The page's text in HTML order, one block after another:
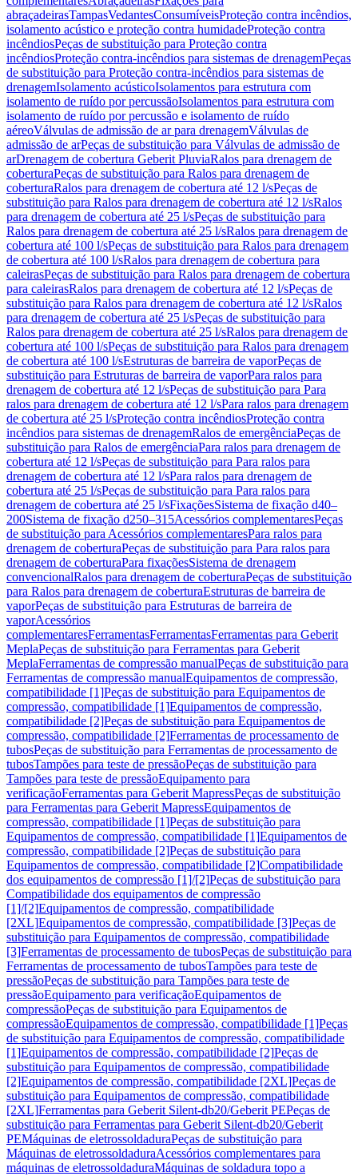
abraçadeirasTampasVedantesConsumíveisProteção contra incêndios,
isolamento acústico e proteção contra humidadeProteção contra
incêndiosPeças de substituição para Proteção contra
incêndiosProteção contra-incêndios para sistemas de drenagemPeças
de substituição para Proteção contra-incêndios para sistemas de
drenagemIsolamento acústicoIsolamentos para estrutura com
isolamento de ruído por percussãoIsolamentos para estrutura com
isolamento de ruído por percussão e isolamento de ruído
aéreoVálvulas de admissão de ar para drenagemVálvulas de
admissão de arPeças de substituição para Válvulas de admissão de
arDrenagem de cobertura Geberit PluviaRalos para drenagem de
coberturaPeças de substituição para Ralos para drenagem de
coberturaRalos para drenagem de cobertura até 12 l/sPeças de
substituição para Ralos para drenagem de cobertura até 12 l/sRalos
para drenagem de cobertura até 25 l/sPeças de substituição para
Ralos para drenagem de cobertura até 25 l/sRalos para drenagem de
cobertura até 100 l/sPeças de substituição para Ralos para drenagem
de cobertura até 100 l/sRalos para drenagem de cobertura para
caleirasPeças de substituição para Ralos para drenagem de cobertura
para caleirasRalos para drenagem de cobertura até 12 l/sPeças de
substituição para Ralos para drenagem de cobertura até 12 l/sRalos
para drenagem de cobertura até 25 l/sPeças de substituição para
Ralos para drenagem de cobertura até 25 l/sRalos para drenagem de
cobertura até 100 l/sPeças de substituição para Ralos para drenagem
de cobertura até 100 l/sEstruturas de barreira de vaporPeças de
substituição para Estruturas de barreira de vaporPara ralos para
drenagem de cobertura até 12 l/sPeças de substituição para Para
ralos para drenagem de cobertura até 12 l/sPara ralos para drenagem
de cobertura até 25 l/sProteção contra incêndiosProteção contra
incêndios para sistemas de drenagemRalos de emergênciaPeças de
substituição para Ralos de emergênciaPara ralos para drenagem de
cobertura até 12 l/sPeças de substituição para Para ralos para
drenagem de cobertura até 12 l/sPara ralos para drenagem de
cobertura até 25 l/sPeças de substituição para Para ralos para
drenagem de cobertura até 25 l/sFixaçõesSistema de fixação d40–
200Sistema de fixação d250–315Acessórios complementaresPeças
de substituição para Acessórios complementaresPara ralos para
drenagem de coberturaPeças de substituição para Para ralos para
drenagem de coberturaPara fixaçõesSistema de drenagem
convencionalRalos para drenagem de coberturaPeças de substituição
para Ralos para drenagem de coberturaEstruturas de barreira de
vaporPeças de substituição para Estruturas de barreira de
vaporAcessórios
complementaresFerramentasFerramentasFerramentas para Geberit
MeplaPeças de substituição para Ferramentas para Geberit
MeplaFerramentas de compressão manualPeças de substituição para
Ferramentas de compressão manualEquipamentos de compressão,
compatibilidade [1]Peças de substituição para Equipamentos de
compressão, compatibilidade [1]Equipamentos de compressão,
compatibilidade [2]Peças de substituição para Equipamentos de
compressão, compatibilidade [2]Ferramentas de processamento de
tubosPeças de substituição para Ferramentas de processamento de
tubosTampões para teste de pressãoPeças de substituição para
Tampões para teste de pressãoEquipamento para
verificaçãoFerramentas para Geberit MapressPeças de substituição
para Ferramentas para Geberit MapressEquipamentos de
compressão, compatibilidade [1]Peças de substituição para
Equipamentos de compressão, compatibilidade [1]Equipamentos de
compressão, compatibilidade [2]Peças de substituição para
Equipamentos de compressão, compatibilidade [2]Compatibilidade
dos equipamentos de compressão [1]/[2]Peças de substituição para
Compatibilidade dos equipamentos de compressão
[1]/[2]Equipamentos de compressão, compatibilidade
[2XL]Equipamentos de compressão, compatibilidade [3]Peças de
substituição para Equipamentos de compressão, compatibilidade
[3]Ferramentas de processamento de tubosPeças de substituição para
Ferramentas de processamento de tubosTampões para teste de
pressãoPeças de substituição para Tampões para teste de
pressãoEquipamento para verificaçãoEquipamentos de
compressãoPeças de substituição para Equipamentos de
compressãoEquipamentos de compressão, compatibilidade [1]Peças
de substituição para Equipamentos de compressão, compatibilidade
[1]Equipamentos de compressão, compatibilidade [2]Peças de
substituição para Equipamentos de compressão, compatibilidade
[2]Equipamentos de compressão, compatibilidade [2XL]Peças de
substituição para Equipamentos de compressão, compatibilidade
[2XL]Ferramentas para Geberit Silent-db20/Geberit PEPeças de
substituição para Ferramentas para Geberit Silent-db20/Geberit
PEMáquinas de eletrossoldaduraPeças de substituição para
Máquinas de eletrossoldaduraAcessórios complementares para
máquinas de eletrossoldaduraMáquinas de soldadura topo a